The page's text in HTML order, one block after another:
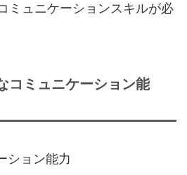
ミュニケーションスキルが必
コミュニケーション能